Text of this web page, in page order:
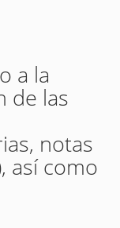
a la
de las
notas
así como